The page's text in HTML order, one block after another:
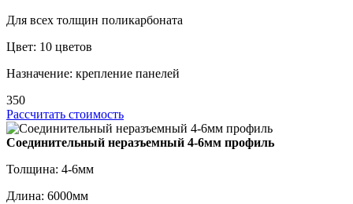
Для всех толщин поликарбоната
Цвет: 10 цветов
Назначение: крепление панелей
350
Рассчитать стоимость
Соединительный неразъемный 4-6мм профиль
Толщина: 4-6мм
Длина: 6000мм